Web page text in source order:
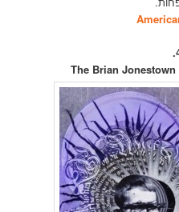
The Brian Jonestown